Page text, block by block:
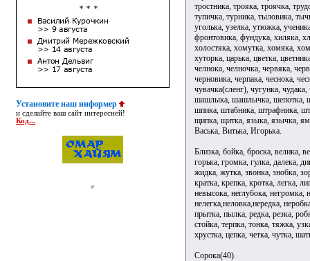
Установите наш информер
и сделайте ваш сайт интересней!
Код...
тростника, трояка, троячка,
тупичка, турника, тыловика,
уголька, узелка, утюжка,
фронтовика, фундука, хиляка,
холостяка, хомутка, хомяка,
хуторка, царька, цветка,
челнока, челночка, червяка,
черновика, черпака, чеснока,
чувачка(сленг), чугунка,
шашлыка, шашлычка, шепотка,
шпика, штабника, штрафника,
щипка, щитка, языка, язычка,
Васька, Витька, Игорька.
Близка, бойка, броска, велика,
горька, громка, гулка, далека,
жидка, жутка, звонка, знобка,
кратка, крепка, кротка, легка,
невысока, неглубока, негромка,
нелегка,неловка,нередка,
прытка, пылка, редка, резка,
стойка, терпка, тонка, тяжка,
хрустка, цепка, четка, чутка,
Сорока(40).